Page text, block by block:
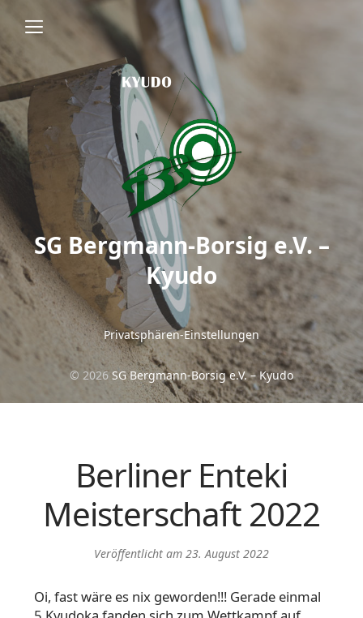
SG Bergmann-Borsig e.V. –
Kyudo
Privatsphären-Einstellungen
© 2026 SG Bergmann-Borsig e.V. – Kyudo
Berliner Enteki
Meisterschaft 2022
Veröffentlicht am 23. August 2022
Oi, fast wäre es nix geworden!!! Gerade einmal